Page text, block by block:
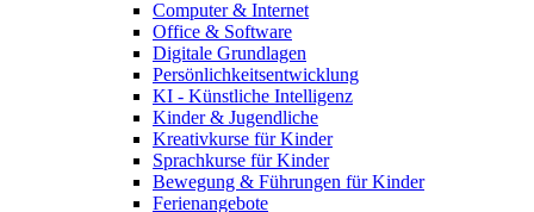
Computer & Internet
Office & Software
Digitale Grundlagen
Persönlichkeitsentwicklung
KI - Künstliche Intelligenz
Kinder & Jugendliche
Kreativkurse für Kinder
Sprachkurse für Kinder
Bewegung & Führungen für Kinder
Ferienangebote